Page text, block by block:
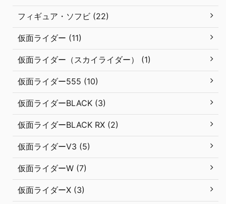
フィギュア・ソフビ (22)
仮面ライダー (11)
仮面ライダー（スカイライダー） (1)
仮面ライダー555 (10)
仮面ライダーBLACK (3)
仮面ライダーBLACK RX (2)
仮面ライダーV3 (5)
仮面ライダーW (7)
仮面ライダーX (3)